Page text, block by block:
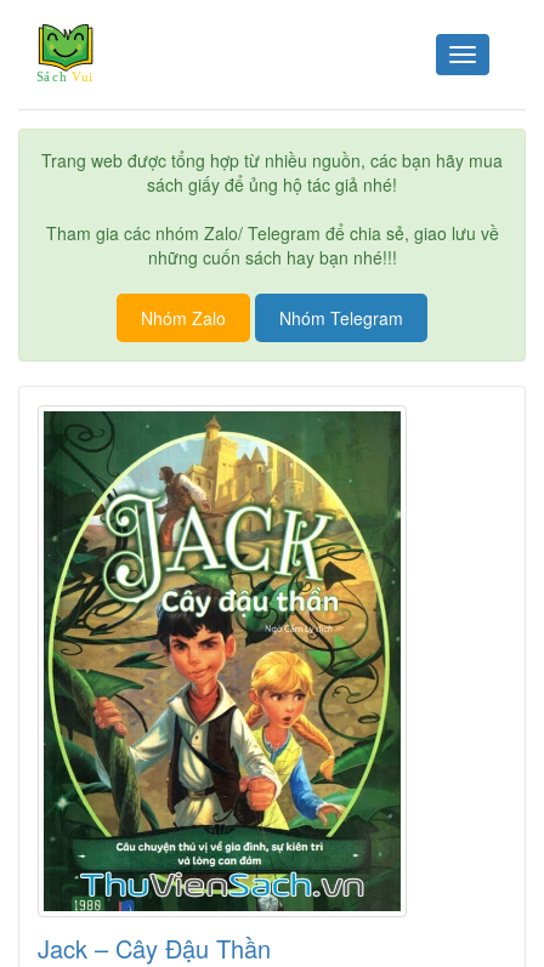
Toggle
navigation
Trang web được tổng hợp từ nhiều nguồn, các bạn hãy mua
sách giấy để ủng hộ tác giả nhé!
Tham gia các nhóm Zalo/ Telegram để chia sẻ, giao lưu về
những cuốn sách hay bạn nhé!!!
Nhóm Zalo Nhóm Telegram
Jack – Cây Đậu Thần